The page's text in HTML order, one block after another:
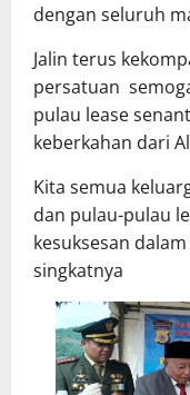
dengan seluruh
Jalin terus
persatuan
pulau lease
keberkahan dari
Kita semua
dan pulau-pulau
kesuksesan
singkatnya